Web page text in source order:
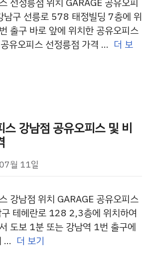
남구 선릉로 578 태정빌딩 7층에 위
출구 바로 앞에 위치한 공유오피스
유오피스 선정릉점 가격 … 더 보
스 강남점 공유오피스 및 비
월 11일
강남점 위치 GARAGE 공유오피스
테헤란로 128 2,3층에 위치하여
도보 1분 또는 강남역 1번 출구에
… 더 보기